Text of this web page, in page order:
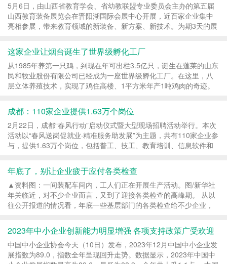
5月6日，由山西省教育学会、省幼教联盟专业委员会主办的第五届
山西教育装备展览会在晋阳湖国际会展中心开展，近百家企业集中
亮相参展，带来教育领域的新装备、新方案、新技术。为期3天的展
这家企业让烟台诞生了世界级孵化工厂
从1985年养第一只鸡，到现在年可出栏3.5亿只，诞生在蓬莱的山东
民和牧业股份有限公司已经成为一座世界级孵化工厂。在这里，八
层立体养殖技术，实现了鸡住高楼、1平方米年产1吨鸡肉的奇迹。
成都：110家企业提供1.63万个岗位
2月22日，成都“春风行动”启动仪式暨大型现场招聘活动举行。本次
活动以“春风送岗促就业·精准服务助发展”为主题，共有110家企业参
与，提供1.63万个岗位，包括普工、技工、教育培训、信息软件和
年底了，别让企业疲于应付各类检查
▲资料图：一间装配车间内，工人们正在开展生产活动。图/新华社
年关临近，对不少企业而言，又到了迎接各类检查的高峰期。 从以
往公开报道的情况看，年底一些基层部门的各类检查给不少企业，
2023年中小企业创新能力明显增强 各项支持政策广受欢迎
中国中小企业协会今天（10日）发布，2023年12月中国中小企业发
展指数为89.0，指数全年呈现回升走势。数据显示，2023年中国中